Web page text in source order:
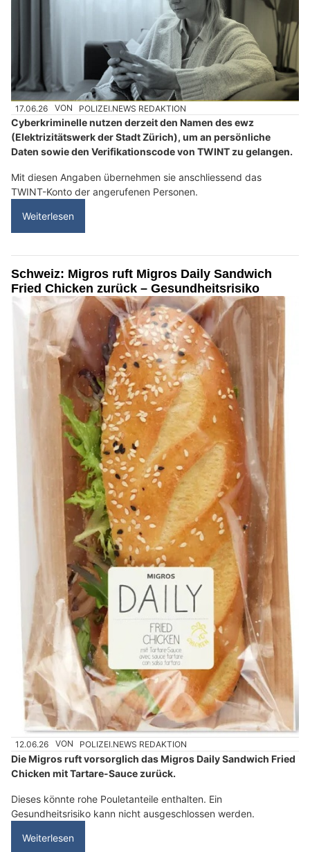
17.06.26 VON POLIZEI.NEWS REDAKTION
Cyberkriminelle nutzen derzeit den Namen des ewz
(Elektrizitätswerk der Stadt Zürich), um an persönliche
Daten sowie den Verifikationscode von TWINT zu gelangen.
Mit diesen Angaben übernehmen sie anschliessend das
TWINT-Konto der angerufenen Personen.
Weiterlesen
Schweiz: Migros ruft Migros Daily Sandwich
Fried Chicken zurück – Gesundheitsrisiko
12.06.26 VON POLIZEI.NEWS REDAKTION
Die Migros ruft vorsorglich das Migros Daily Sandwich Fried
Chicken mit Tartare-Sauce zurück.
Dieses könnte rohe Pouletanteile enthalten. Ein
Gesundheitsrisiko kann nicht ausgeschlossen werden.
Weiterlesen